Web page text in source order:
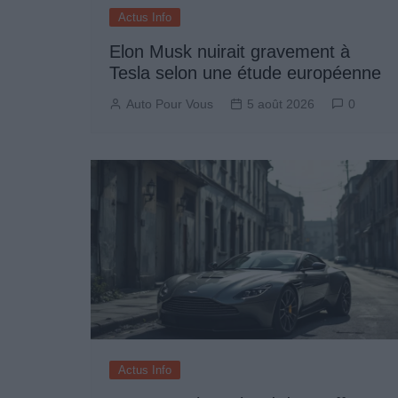
Actus Info
Elon Musk nuirait gravement à
Tesla selon une étude européenne
Auto Pour Vous 5 août 2026 0
Actus Info